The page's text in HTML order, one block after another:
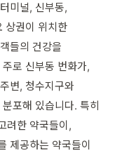
미널, 신부동,
상권이 위치한
들의 건강을
로 신부동 번화가,
변, 청수지구와
포해 있습니다. 특히
려한 약국들이,
제공하는 약국들이